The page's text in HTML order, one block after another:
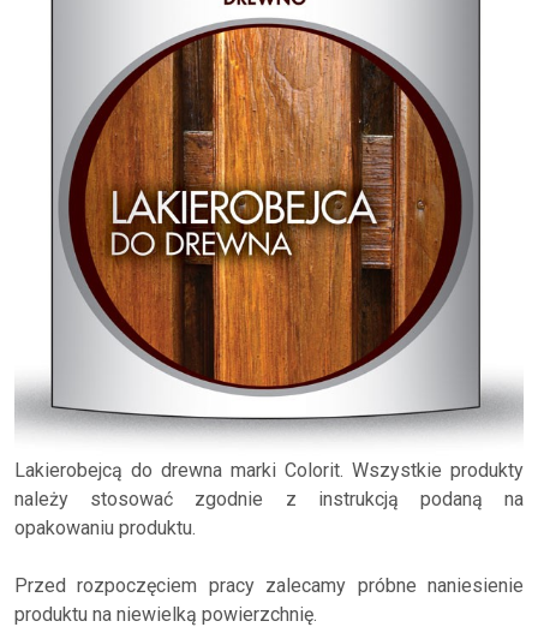
Lakierobejcą do drewna marki Colorit. Wszystkie produkty
należy stosować zgodnie z instrukcją podaną na
opakowaniu produktu.
Przed rozpoczęciem pracy zalecamy próbne naniesienie
produktu na niewielką powierzchnię.